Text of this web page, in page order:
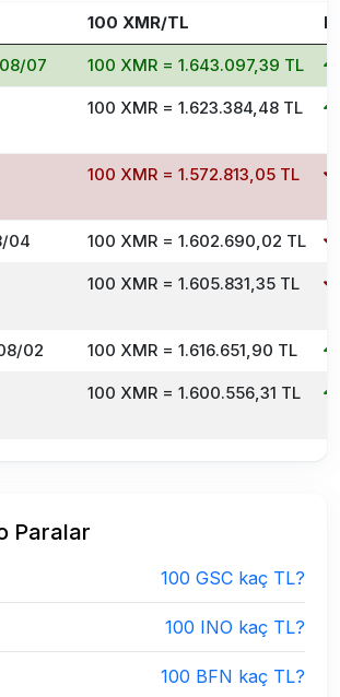
100 XMR/TL
07 100 XMR = 1.643.097,39 TL
100 XMR = 1.623.384,48 TL
100 XMR = 1.572.813,05 TL
04 100 XMR = 1.602.690,02 TL
100 XMR = 1.605.831,35 TL
02 100 XMR = 1.616.651,90 TL
100 XMR = 1.600.556,31 TL
Paralar
100 GSC kaç TL?
100 INO kaç TL?
100 BFN kaç TL?